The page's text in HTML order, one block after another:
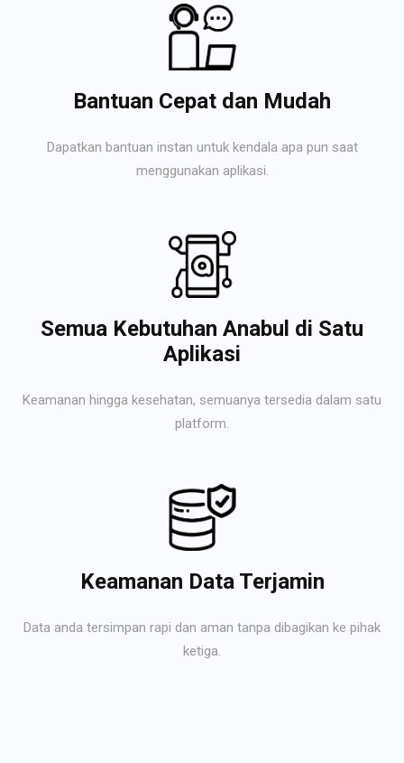
Bantuan Cepat dan Mudah
Dapatkan bantuan instan untuk kendala apa pun saat
menggunakan aplikasi.
Semua Kebutuhan Anabul di Satu
Aplikasi
Keamanan hingga kesehatan, semuanya tersedia dalam satu
platform.
Keamanan Data Terjamin
Data anda tersimpan rapi dan aman tanpa dibagikan ke pihak
ketiga.